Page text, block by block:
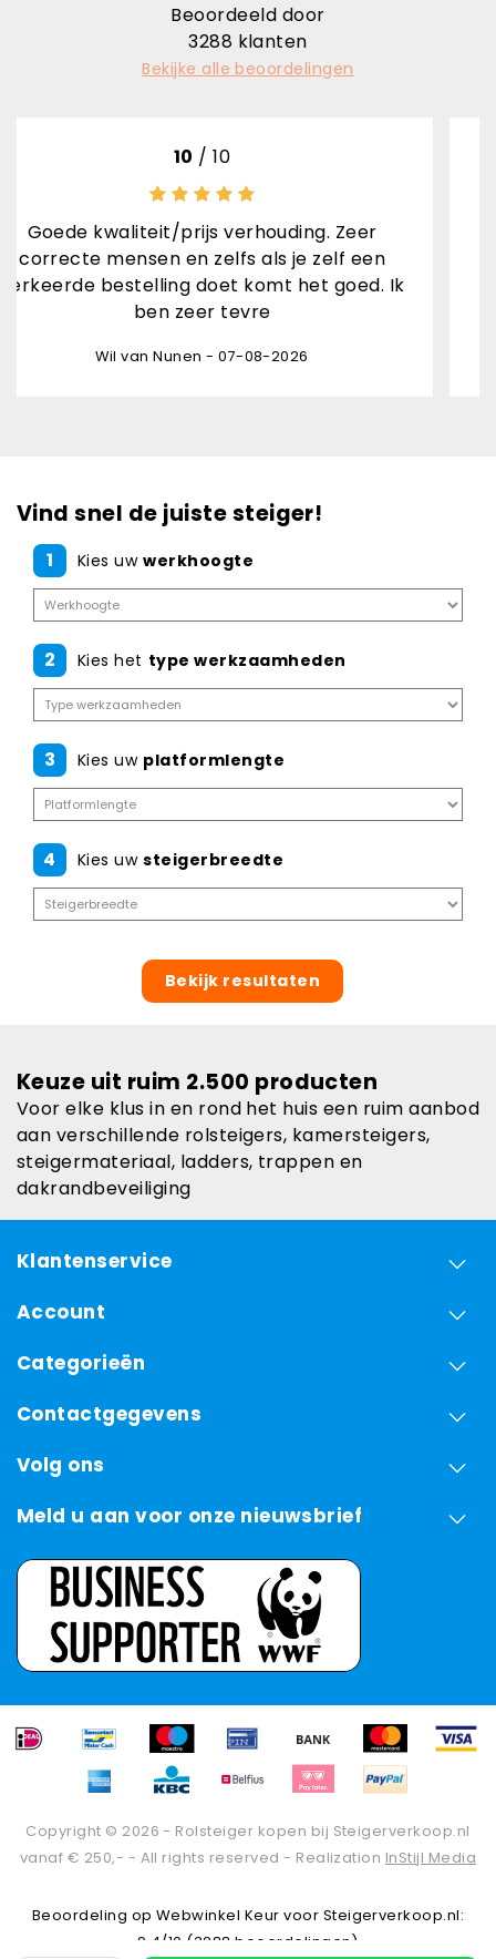
Beoordeeld door
3288 klanten
Bekijke alle beoordelingen
prijs verhouding. Zeer
en zelfs als je zelf een
doet komt het goed. Ik
Nunen - 07-08-2026
Rene van den
Vind snel de juiste steiger!
1 Kies uw werkhoogte
2 Kies het type werkzaamheden
3 Kies uw platformlengte
4 Kies uw steigerbreedte
Bekijk resultaten
Keuze uit ruim 2.500 producten
Voor elke klus in en rond het huis een ruim aanbod
aan verschillende rolsteigers, kamersteigers,
steigermateriaal, ladders, trappen en
dakrandbeveiliging
Klantenservice
Account
Categorieën
Contactgegevens
Volg ons
Meld u aan voor onze nieuwsbrief
Copyright © 2026 - Rolsteiger kopen bij Steigerverkoop.nl
vanaf € 250,- - All rights reserved - Realization InStijl Media
Beoordeling op Webwinkel Keur voor Steigerverkoop.nl:
9.4/10 (3288 beoordelingen)